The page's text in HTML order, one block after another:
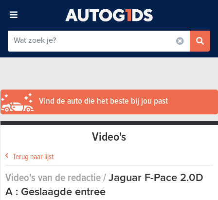
Vind de auto die het beste bij jou past
Video's
Terug naar lijst
Video's van de redactie /Jaguar F-Pace 2.0D
A : Geslaagde entree